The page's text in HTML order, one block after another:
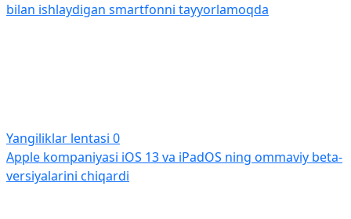
bilan ishlaydigan smartfonni tayyorlamoqda
Yangiliklar lentasi 0
Apple kompaniyasi iOS 13 va iPadOS ning ommaviy beta-
versiyalarini chiqardi